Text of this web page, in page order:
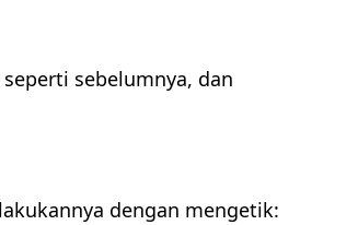
sebelumnya, dan
dengan mengetik: